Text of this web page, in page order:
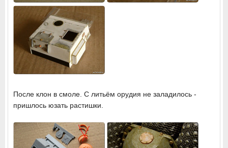
После клон в смоле. С литьём орудия не заладилось -
пришлось юзать растишки.